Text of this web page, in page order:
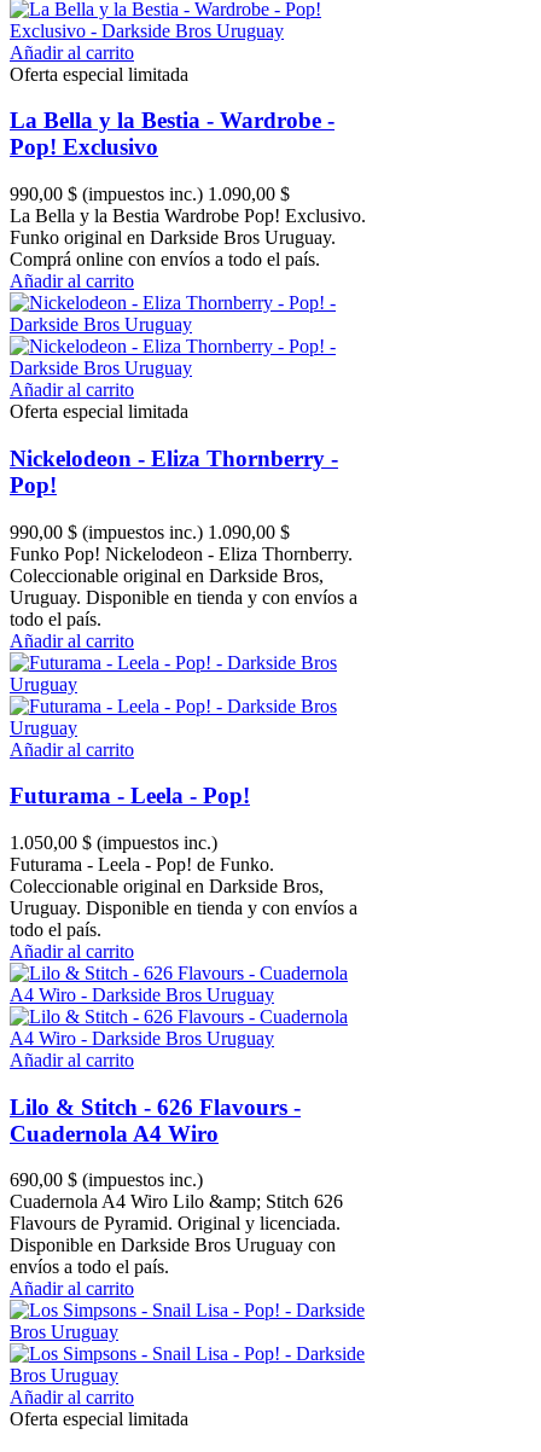
Añadir al carrito
Oferta especial limitada
La Bella y la Bestia - Wardrobe -
Pop! Exclusivo
990,00 $ (impuestos inc.) 1.090,00 $
La Bella y la Bestia Wardrobe Pop! Exclusivo.
Funko original en Darkside Bros Uruguay.
Comprá online con envíos a todo el país.
Añadir al carrito
Añadir al carrito
Oferta especial limitada
Nickelodeon - Eliza Thornberry -
Pop!
990,00 $ (impuestos inc.) 1.090,00 $
Funko Pop! Nickelodeon - Eliza Thornberry.
Coleccionable original en Darkside Bros,
Uruguay. Disponible en tienda y con envíos a
todo el país.
Añadir al carrito
Añadir al carrito
Futurama - Leela - Pop!
1.050,00 $ (impuestos inc.)
Futurama - Leela - Pop! de Funko.
Coleccionable original en Darkside Bros,
Uruguay. Disponible en tienda y con envíos a
todo el país.
Añadir al carrito
Añadir al carrito
Lilo & Stitch - 626 Flavours -
Cuadernola A4 Wiro
690,00 $ (impuestos inc.)
Cuadernola A4 Wiro Lilo &amp; Stitch 626
Flavours de Pyramid. Original y licenciada.
Disponible en Darkside Bros Uruguay con
envíos a todo el país.
Añadir al carrito
Añadir al carrito
Oferta especial limitada